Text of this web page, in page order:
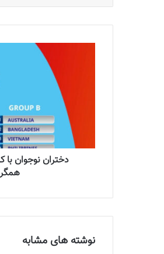
دختران نوجوان با
نوشته های مشابه